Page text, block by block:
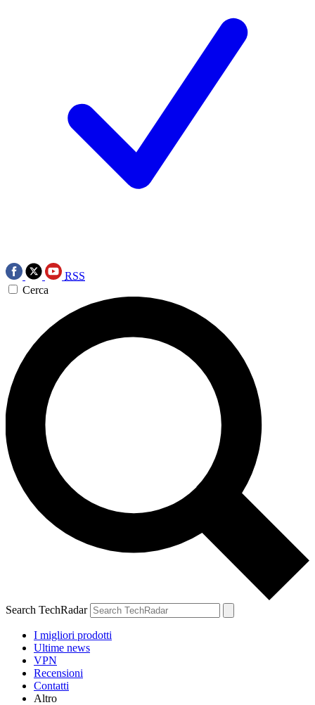
RSS
Cerca
Search TechRadar
I migliori prodotti
Ultime news
VPN
Recensioni
Contatti
Altro